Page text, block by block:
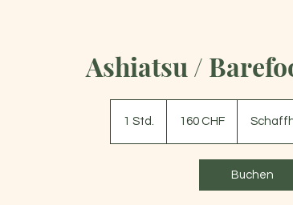
Ashiatsu /
1 Std.
Franken
160 CHF
Buchen